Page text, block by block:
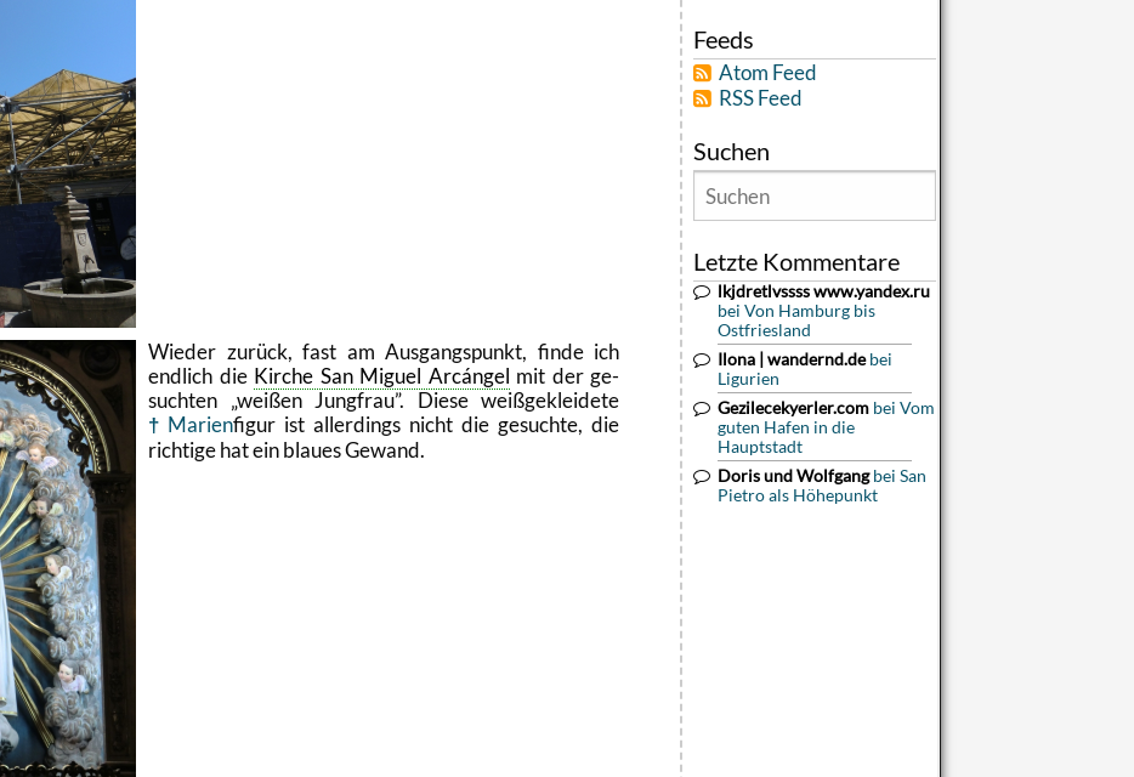
Wie­der zu­rück, fast am Aus­gangs­punkt, finde ich
end­lich die Kir­che San Mi­guel Arcángel mit der ge­
such­ten
wei­ßen Jung­frau . Diese wei­ß­ge­klei­de­te
Ma­ri­enfigur ist al­ler­dings nicht die ge­such­te, die
rich­ti­ge hat ein blau­es Ge­wand.
Feeds
Atom Feed
RSS Feed
Suchen
Letzte Kommentare
lkjdretlvssss www.yandex.ru
bei Von Hamburg bis
Ostfriesland
Ilona | wandernd.debei
Ligurien
Gezilecekyerler.com bei Vom
guten Hafen in die
Hauptstadt
Doris und Wolfgangbei San
Pietro als Höhepunkt